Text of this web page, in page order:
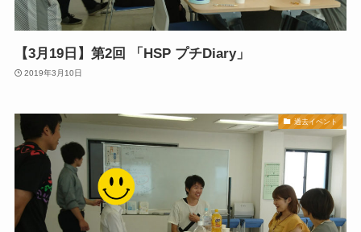
【3月19日】第2回 「HSP プチDiary」
2019年3月10日
過去イベント